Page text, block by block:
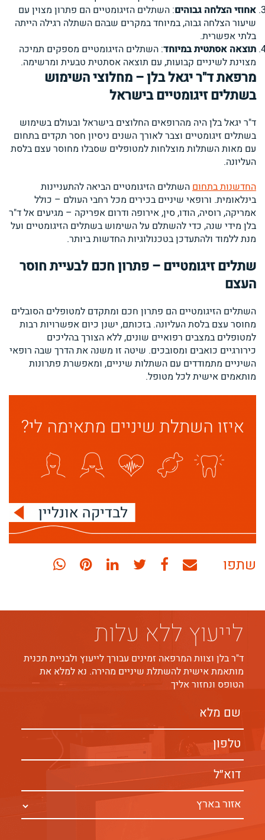
אחוזי הצלחה גבוהים: השתלים הזיגומטיים הם פתרון מצוין עם
שיעור הצלחה גבוה, במיוחד במקרים שבהם השתלה רגילה הייתה
בלתי אפשרית.
תוצאה אסתטית במיוחד: השתלים הזיגומטיים מספקים תמיכה
מצוינת לשיניים קבועות, עם תוצאה אסתטית טבעית ומרשימה.
מרפאת ד"ר יגאל בלן – מחלוצי השימוש
בשתלים זיגומטיים בישראל
ד"ר יגאל בלן היה מהרופאים החלוצים בישראל ובעולם בשימוש
בשתלים זיגומטיים וצבר לאורך השנים ניסיון חסר תקדים בתחום
עם מאות השתלות מוצלחות למטופלים שסבלו מחוסר עצם בלסת
העליונה.
החדשנות בתחום השתלים הזיגומטיים הביאה להתעניינות
בינלאומית. ורופאי שיניים בכירים מכל רחבי העולם – כולל
אמריקה, רוסיה, הודו, סין, אירופה ודרום אפריקה – מגיעים אל ד"ר
בלן מידי שנה, כדי להשתלם על השימוש בשתלים הזיגומטיים ועל
מנת ללמוד ולהתעדכן בטכנולוגיות החדשות ביותר.
שתלים זיגומטיים – פתרון חכם לבעיית חוסר
העצם
השתלים הזיגומטיים הם פתרון חכם ומתקדם למטופלים הסובלים
מחוסר עצם בלסת העליונה. בזכותם, ישנן כיום אפשרויות רבות
למטופלים במצבים רפואיים שונים, ללא הצורך בהליכים
כירורגיים כואבים ומסובכים. שיטה זו משנה את הדרך שבה רופאי
השיניים מתמודדים עם השתלות שיניים, ומאפשרת פתרונות
מותאמים אישית לכל מטופל.
שתפו
שתף שתף שתףשתףשתףשתף
לייעוץ ללא עלות
ד"ר בלן וצוות המרפאה זמינים עבורך לייעוץ ולבניית תכנית
מותאמת אישית להשתלת שיניים מהירה. נא למלא את
הטופס ונחזור אליך